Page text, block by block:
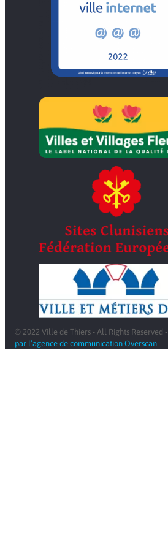
© 2022 Ville de Thiers - All Rights Reserved -
par l’agence de communication Overscan